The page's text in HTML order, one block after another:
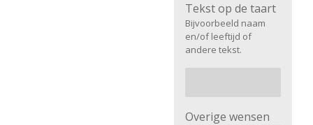
Tekst op de taart
Bijvoorbeeld naam
en/of leeftijd of
andere tekst.
Overige wensen